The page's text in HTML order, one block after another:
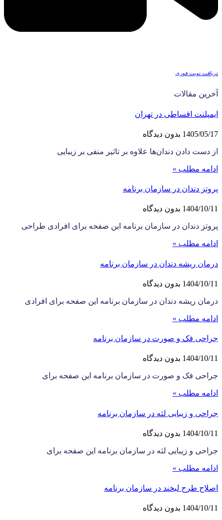
دریافت نوبت فوری
آخرین مقالات
ایمپلنت اقساطی در تهران
1405/05/17 بدون دیدگاه
از دست دادن دندان‌ها علاوه بر تاثیر منفی بر زیبایی
ادامه مطلب »
پروتز دندان در سازمان برنامه
1404/10/11 بدون دیدگاه
پروتز دندان در سازمان برنامه این صفحه برای افرادی طراحی
ادامه مطلب »
درمان ریشه دندان در سازمان برنامه
1404/10/11 بدون دیدگاه
درمان ریشه دندان در سازمان برنامه این صفحه برای افرادی
ادامه مطلب »
جراحی فک و صورت در سازمان برنامه
1404/10/11 بدون دیدگاه
جراحی فک و صورت در سازمان برنامه این صفحه برای
ادامه مطلب »
جراحی و زیبایی لثه در سازمان برنامه
1404/10/11 بدون دیدگاه
جراحی و زیبایی لثه در سازمان برنامه این صفحه برای
ادامه مطلب »
اصلاح طرح لبخند در سازمان برنامه
1404/10/11 بدون دیدگاه